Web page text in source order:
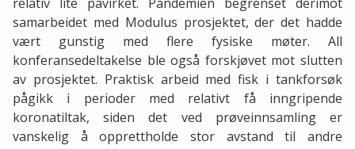
samarbeidet med Modulus prosjektet, der det hadde
vært gunstig med flere fysiske møter. All
konferansedeltakelse ble også forskjøvet mot slutten
av prosjektet. Praktisk arbeid med fisk i tankforsøk
pågikk i perioder med relativt få inngripende
koronatiltak, siden det ved prøveinnsamling er
vanskelig å opprettholde stor avstand til andre